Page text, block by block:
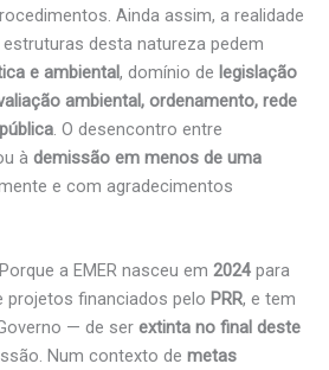
Ainda assim, a realidade
desta natureza pedem
e ambiental, domínio de legislação
ambiental, ordenamento, rede
. O desencontro entre
à demissão em menos de uma
e com agradecimentos
a EMER nasceu em 2024 para
projetos financiados pelo PRR, e tem
— de ser extinta no final deste
Num contexto de metas